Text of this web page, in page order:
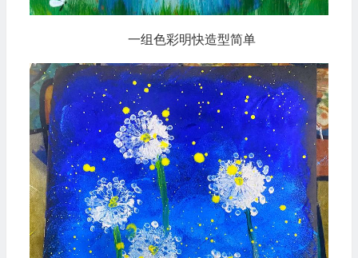
一组色彩明快造型简单